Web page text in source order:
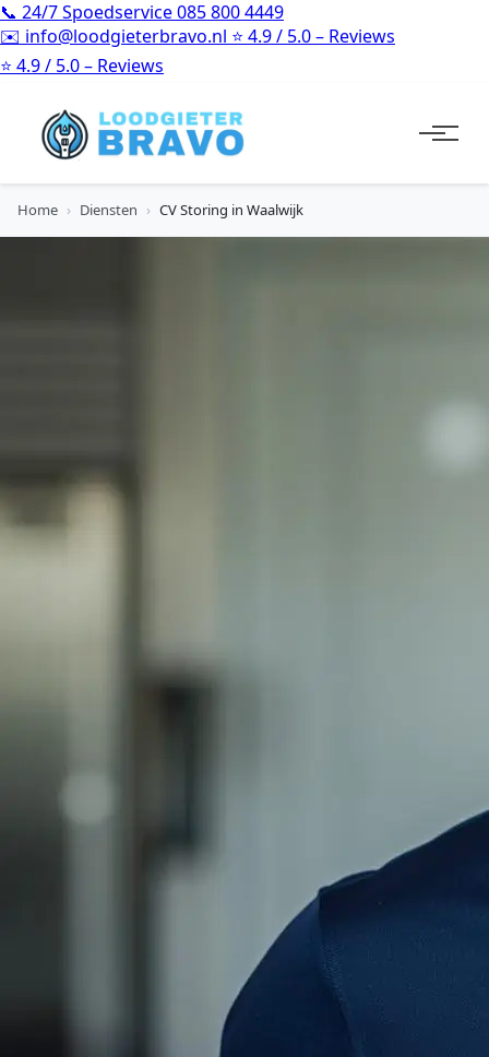
📞 24/7 Spoedservice085 800 4449
✉️ info@loodgieterbravo.nl ⭐ 4.9 / 5.0 – Reviews
⭐ 4.9 / 5.0 – Reviews
Home › Diensten › CV Storing in Waalwijk